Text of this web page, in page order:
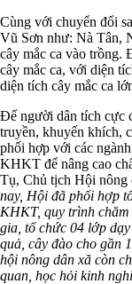
Cùng với chuyển đổi
Vũ Sơn như: Nà Tân,
cây mắc ca vào trồng.
cây mắc ca, với diện
diện tích cây mắc ca
Để người dân tích cực
truyền, khuyến khích,
phối hợp với các
KHKT để nâng cao
Tụ, Chủ tịch Hội nông
nay, Hội đã phối hợp
KHKT, quy trình
gia, tổ chức 04 lớp
quả, cây đào cho gần
hội nông dân xã còn
quan, học hỏi kinh